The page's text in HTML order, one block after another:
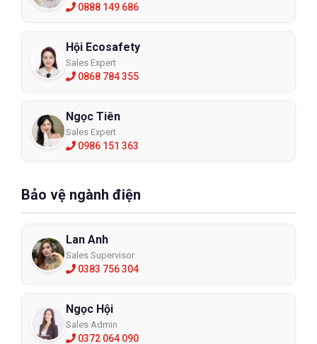
0888 149 686
Hội Ecosafety
Sales Expert
0868 784 355
Ngọc Tiên
Sales Expert
0986 151 363
Bảo vệ ngành điện
Lan Anh
Sales Supervisor
0383 756 304
Ngọc Hội
Sales Admin
0372 064 090